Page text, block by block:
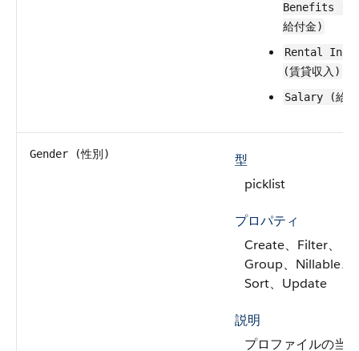
Benefits (政
給付金)
Rental
(賃貸収入)
Salary (給
Gender (性別)
型
picklist
プロパティ
Create、Filter、
Group、Nillable、
Sort、Update
説明
プロファイルの当